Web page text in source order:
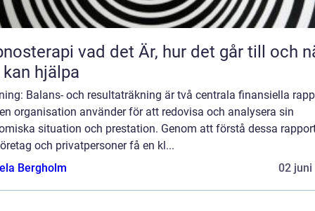
det Är, hur det går till och när
hjälpa
Balans- och resultaträkning är två centrala finansiella
organisation använder för att redovisa och analysera sin
situation och prestation. Genom att förstå dessa
och privatpersoner få en kl...
Bergholm
02 juni